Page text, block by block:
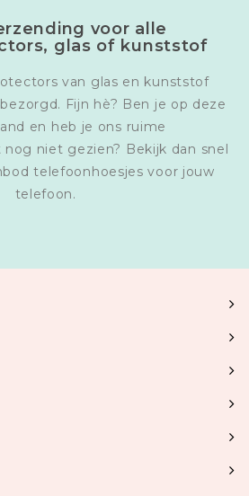
voor alle
glas of kunststof
van glas en kunststof
Fijn hè? Ben je op deze
en heb je ons ruime
niet gezien? Bekijk dan snel
telefoonhoesjes voor jouw
telefoon.